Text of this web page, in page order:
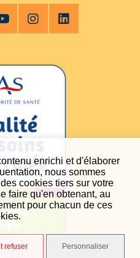
enrichi et d'élaborer
nous sommes
cookies tiers sur votre
faire qu'en obtenant, au
pour chacun de ces
refuser Personnaliser